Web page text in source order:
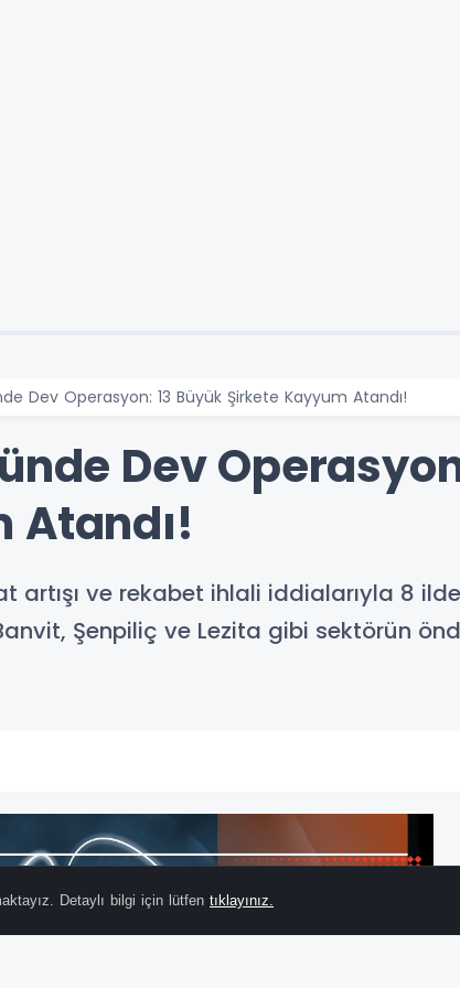
Dev Operasyon: 13 Büyük Şirkete Kayyum Atandı!
Dev
Atandı!
artışı ve rekabet ihlali iddialarıyla 8
Şenpiliç ve Lezita gibi sektörün
Detaylı bilgi için lütfen tıklayınız.